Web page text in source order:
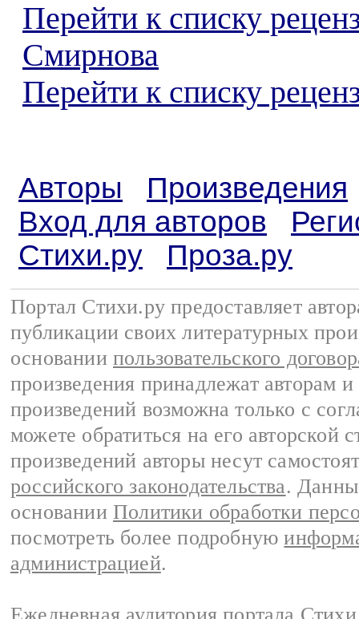
Перейти к списку
Смирнова
Перейти к списку
Авторы
Произведения
Вход для авторов
Стихи.ру
Проза.ру
Портал Стихи.ру предоставляет
публикации своих литературных
основании пользовательского
произведения принадлежат авторам
произведений возможна только с
можете обратиться на его авторской
произведений авторы несут
российского законодательства.
основании Политики обработки
посмотреть более подробную
администрацией.
Ежедневная аудитория портала